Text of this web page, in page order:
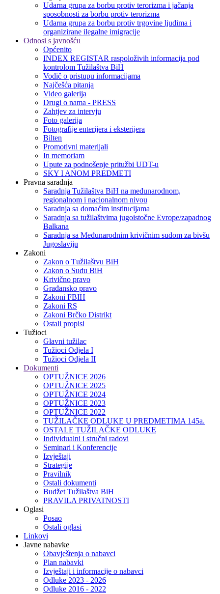
Udarna grupa za borbu protiv terorizma i jačanja
sposobnosti za borbu protiv terorizma
Udarna grupa za borbu protiv trgovine ljudima i
organizirane ilegalne imigracije
Odnosi s javnošću
Općenito
INDEX REGISTAR raspoloživih informacija pod
kontrolom Tužilaštva BiH
Vodič o pristupu informacijama
Najčešća pitanja
Video galerija
Drugi o nama - PRESS
Zahtjev za intervju
Foto galerija
Fotografije enterijera i eksterijera
Bilten
Promotivni materijali
In memoriam
Upute za podnošenje pritužbi UDT-u
SKY I ANOM PREDMETI
Pravna saradnja
Saradnja Tužilaštva BiH na međunarodnom,
regionalnom i nacionalnom nivou
Saradnja sa domaćim institucijama
Saradnja sa tužilaštvima jugoistočne Evrope/zapadnog
Balkana
Saradnja sa Međunarodnim krivičnim sudom za bivšu
Jugoslaviju
Zakoni
Zakon o Тužilaštvu BiH
Zakon o Sudu BiH
Krivično pravo
Građansko pravo
Zakoni FBIH
Zakoni RS
Zakoni Brčko Distrikt
Ostali propisi
Tužioci
Glavni tužilac
Tužioci Odjela I
Tužioci Odjela II
Dokumenti
OPTUŽNICE 2026
OPTUŽNICE 2025
OPTUŽNICE 2024
OPTUŽNICE 2023
OPTUŽNICE 2022
TUŽILAČKE ODLUKE U PREDMETIMA 145a.
OSTALE TUŽILAČKE ODLUKE
Individualni i stručni radovi
Seminari i Konferencije
Izvještaji
Strategije
Pravilnik
Ostali dokumenti
Budžet Tužilaštva BiH
PRAVILA PRIVATNOSTI
Oglasi
Posao
Ostali oglasi
Linkovi
Javne nabavke
Obavještenja o nabavci
Plan nabavki
Izvještaji i informacije o nabavci
Odluke 2023 - 2026
Odluke 2016 - 2022